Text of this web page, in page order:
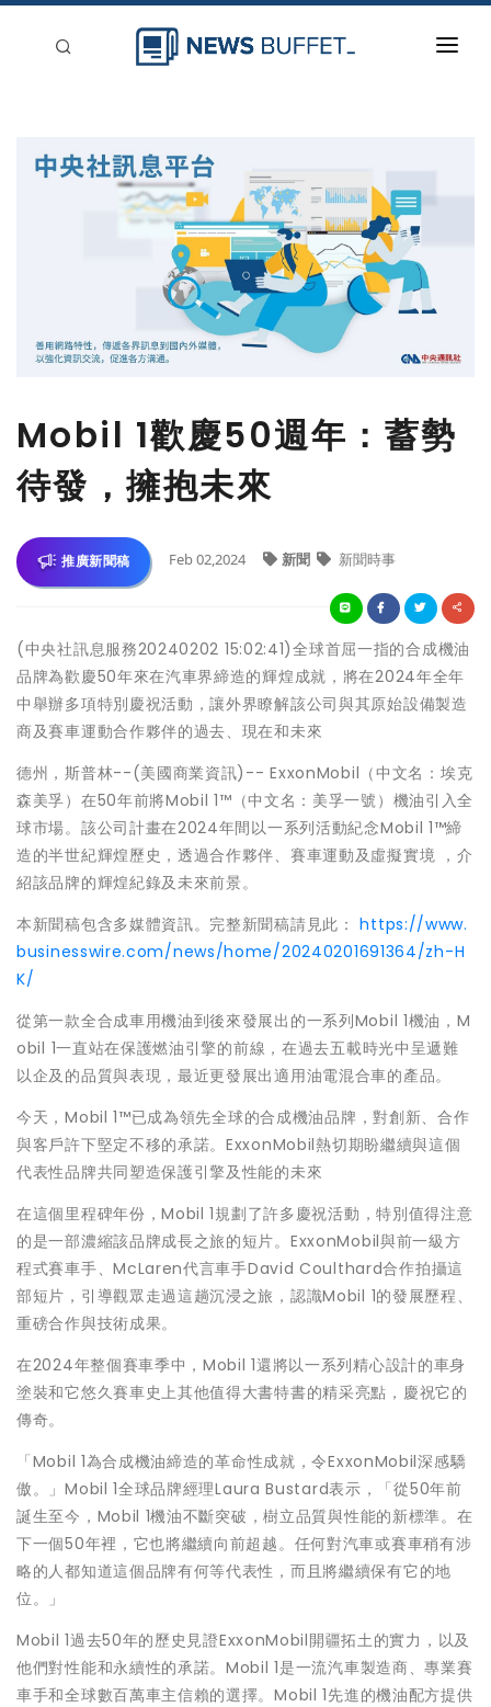
Mobil 1歡慶50週年：蓄勢
待發，擁抱未來
推廣新聞稿 Feb 02,2024 新聞 新聞時事
(中央社訊息服務20240202 15:02:41)全球首屈一指的合成機油
品牌為歡慶50年來在汽車界締造的輝煌成就，將在2024年全年
中舉辦多項特別慶祝活動，讓外界瞭解該公司與其原始設備製造
商及賽車運動合作夥伴的過去、現在和未來
德州，斯普林--(美國商業資訊)-- ExxonMobil（中文名：埃克
森美孚）在50年前將Mobil 1™（中文名：美孚一號）機油引入全
球市場。該公司計畫在2024年間以一系列活動紀念Mobil 1™締
造的半世紀輝煌歷史，透過合作夥伴、賽車運動及虛擬實境 ，介
紹該品牌的輝煌紀錄及未來前景。
本新聞稿包含多媒體資訊。完整新聞稿請見此：https://www.
businesswire.com/news/home/20240201691364/zh-H
K/
從第一款全合成車用機油到後來發展出的一系列Mobil 1機油，M
obil 1一直站在保護燃油引擎的前線，在過去五載時光中呈遞難
以企及的品質與表現，最近更發展出適用油電混合車的產品。
今天，Mobil 1™已成為領先全球的合成機油品牌，對創新、合作
與客戶許下堅定不移的承諾。ExxonMobil熱切期盼繼續與這個
代表性品牌共同塑造保護引擎及性能的未來
在這個里程碑年份，Mobil 1規劃了許多慶祝活動，特別值得注意
的是一部濃縮該品牌成長之旅的短片。ExxonMobil與前一級方
程式賽車手、McLaren代言車手David Coulthard合作拍攝這
部短片，引導觀眾走過這趟沉浸之旅，認識Mobil 1的發展歷程、
重磅合作與技術成果。
在2024年整個賽車季中，Mobil 1還將以一系列精心設計的車身
塗裝和它悠久賽車史上其他值得大書特書的精采亮點，慶祝它的
傳奇。
「Mobil 1為合成機油締造的革命性成就，令ExxonMobil深感驕
傲。」Mobil 1全球品牌經理Laura Bustard表示，「從50年前
誕生至今，Mobil 1機油不斷突破，樹立品質與性能的新標準。在
下一個50年裡，它也將繼續向前超越。任何對汽車或賽車稍有涉
略的人都知道這個品牌有何等代表性，而且將繼續保有它的地
位。」
Mobil 1過去50年的歷史見證ExxonMobil開疆拓土的實力，以及
他們對性能和永續性的承諾。Mobil 1是一流汽車製造商、專業賽
車手和全球數百萬車主信賴的選擇。Mobil 1先進的機油配方提供